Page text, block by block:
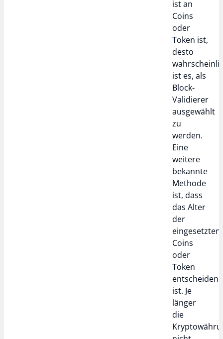
ist an
Coins
oder
Token ist,
desto
ist es, als
Block-
Validierer
ausgewählt
zu
werden.
Eine
weitere
bekannte
Methode
ist, dass
das Alter
der
eingesetzten
Coins
oder
Token
ist. Je
länger
die